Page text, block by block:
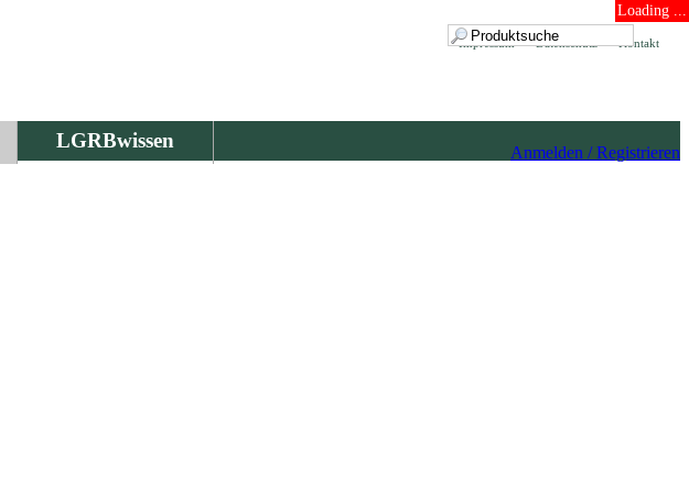
Loading ...
Kontakt
Datenschutz
Impressum
LGRBwissen
Anmelden / Registrieren